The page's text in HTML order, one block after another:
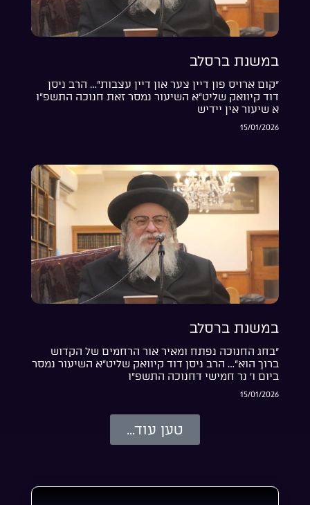
במשנת ברסלב
“קום ארויס פון דיין צער און דיין עצבות”… הרב ניסן
דוד קיוואק שליט”א השיעור נמסר זאת חנוכה התשפ”ו
א שיעור אין יידיש
15/01/2026
במשנת ברסלב
“בחג החנוכה נפתח ומאיר אור הרחמים של הקדוש
ברוך הוא”… הרב ניסן דוד קיוואק שליט”א השיעור נמסר
ביום ו’ נר חמישי דחנוכה התשפ”ו
15/01/2026
טען עוד...